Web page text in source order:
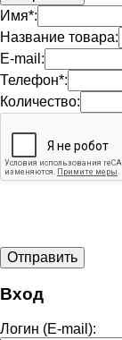
Имя*:
Название товара:
E-mail:
Телефон*:
Количество:
Вход
Логин (E-mail):